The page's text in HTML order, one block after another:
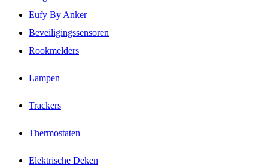
Eufy By Anker
Beveiligingssensoren
Rookmelders
Lampen
Trackers
Thermostaten
Elektrische Deken